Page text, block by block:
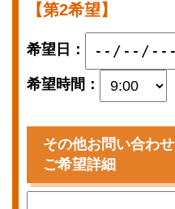
【第2希望】
希望日：
希望時間：
その他お問い合わせ
ご希望詳細